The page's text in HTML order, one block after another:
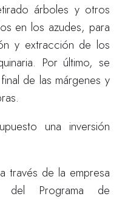
árboles y otros
en los azudes, para
y extracción de los
Por último, se
de las márgenes y
una inversión
través de la empresa
del Programa de